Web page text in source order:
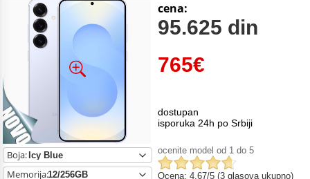
Boja:
Memorija:
765€
cena:
95.625 din
dostupan
isporuka 24h po Srbiji
ocenite model od 1 do 5
Ocena: 4.67/5 (3 glasova ukupno)